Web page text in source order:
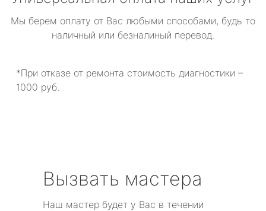
Мы берем оплату от Вас любыми способами, будь то
наличный или безналиный перевод.
*При отказе от ремонта стоимость диагностики –
1000 руб.
Вызвать мастера
Наш мастер будет у Вас в течении